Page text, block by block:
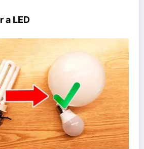
a LED